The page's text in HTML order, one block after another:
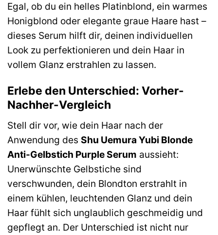
Egal, ob du ein helles Platinblond, ein warmes
Honigblond oder elegante graue Haare hast –
dieses Serum hilft dir, deinen individuellen
Look zu perfektionieren und dein Haar in
vollem Glanz erstrahlen zu lassen.
Erlebe den Unterschied: Vorher-
Nachher-Vergleich
Stell dir vor, wie dein Haar nach der
Anwendung des Shu Uemura Yubi Blonde
Anti-Gelbstich Purple Serum aussieht:
Unerwünschte Gelbstiche sind
verschwunden, dein Blondton erstrahlt in
einem kühlen, leuchtenden Glanz und dein
Haar fühlt sich unglaublich geschmeidig und
gepflegt an. Der Unterschied ist nicht nur